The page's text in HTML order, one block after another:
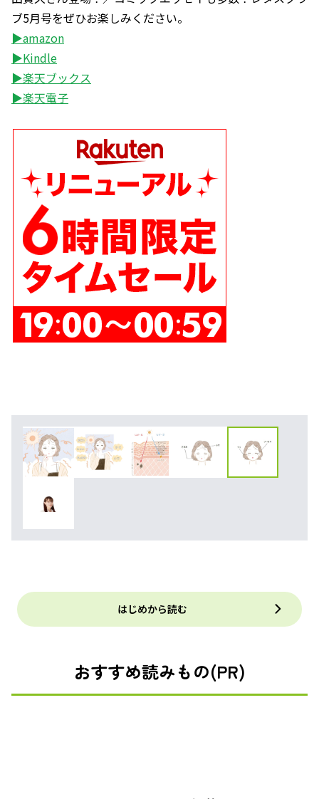
ブ5月号をぜひお楽しみください。
▶amazon
▶Kindle
▶楽天ブックス
▶楽天電子
はじめから読む
おすすめ読みもの(PR)